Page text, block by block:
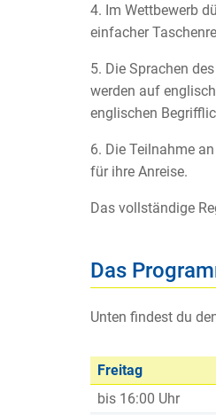
4. Im Wettbewerb
einfacher
5. Die Sprachen
werden auf
englischen
6. Die Teilnahme
für ihre Anreise.
Das vollständige
Das
Unten findest du
Freitag
bis 16:00 Uhr